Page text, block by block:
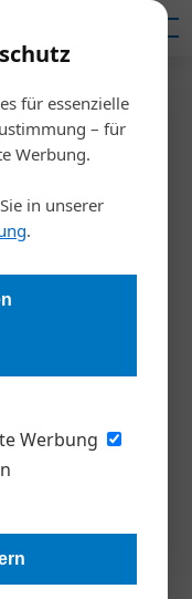
für essenzielle
– für
Werbung.
in unserer
.
Werbung